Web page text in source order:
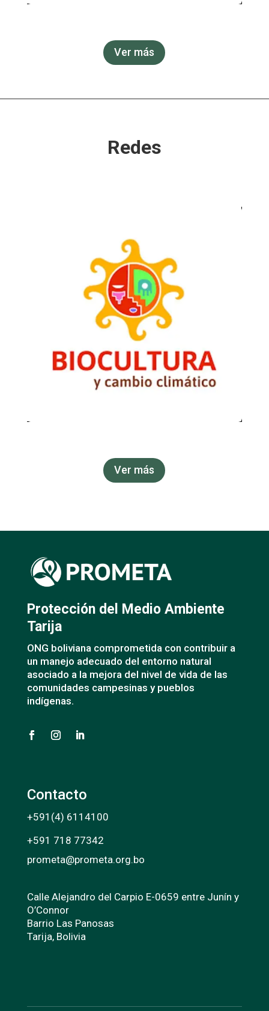
Ver más
Redes
Ver más
Protección del Medio Ambiente
Tarija
ONG boliviana comprometida con contribuir a
un manejo adecuado del entorno natural
asociado a la mejora del nivel de vida de las
comunidades campesinas y pueblos
indígenas.
Contacto
+591(4) 6114100
+591 718 77342
prometa@prometa.org.bo
Calle Alejandro del Carpio E-0659 entre Junín y
O’Connor
Barrio Las Panosas
Tarija, Bolivia